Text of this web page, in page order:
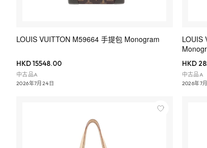
LOUIS VUITTON M59664 手提包 Monogram
HKD 15548.00
中古品A
2026年7月24日
LOUIS
HKD
中古品A
2026年7